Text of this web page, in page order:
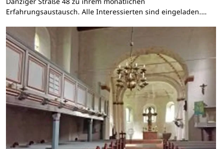
Erfahrungsaustausch. Alle Interessierten sind eingeladen.…